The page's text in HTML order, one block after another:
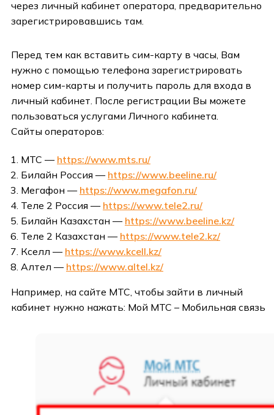
через личный кабинет оператора, предварительно
зарегистрировавшись там.
Перед тем как вставить сим-карту в часы, Вам
нужно с помощью телефона зарегистрировать
номер сим-карты и получить пароль для входа в
личный кабинет. После регистрации Вы можете
пользоваться услугами Личного кабинета.
Cайты операторов:
МТС — https://www.mts.ru/
Билайн Россия — https://www.beeline.ru/
Мегафон — https://www.megafon.ru/
Теле 2 Россия — https://www.tele2.ru/
Билайн Казахстан — https://www.beeline.kz/
Теле 2 Казахстан — https://www.tele2.kz/
Кселл — https://www.kcell.kz/
Алтел — https://www.altel.kz/
Например, на сайте МТС, чтобы зайти в личный
кабинет нужно нажать: Мой МТС – Мобильная связь